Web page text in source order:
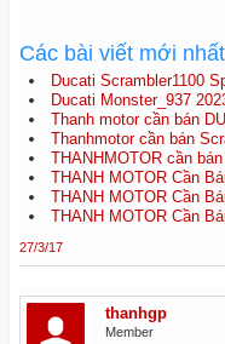
Các bài viết mới
Ducati Scrambler1100
Ducati Monster_937
Thanh motor cần bán
Thanhmotor cần bán
THANHMOTOR cần
THANH MOTOR Cần
THANH MOTOR Cần
THANH MOTOR Cần
27/3/17
thanhgp
Member